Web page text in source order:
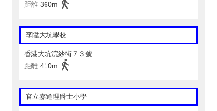
距離 360m
李陞大坑學校
香港大坑浣紗街７３號
距離 410m
官立嘉道理爵士小學